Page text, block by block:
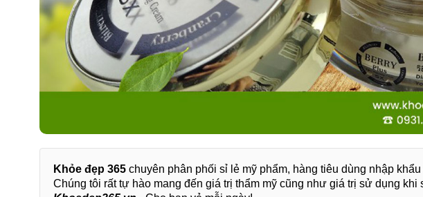
Khỏe đẹp 365 chuyên phân phối sỉ lẻ mỹ phẩm, hàng tiêu dùng nhập
Chúng tôi rất tự hào mang đến giá trị thẩm mỹ cũng như giá trị sử dụng